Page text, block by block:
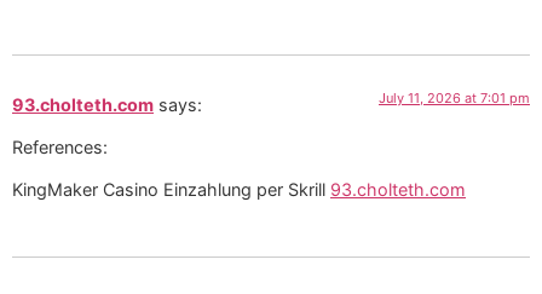
93.cholteth.com says: July 11, 2026 at 7:01 pm
References:
KingMaker Casino Einzahlung per Skrill 93.cholteth.com